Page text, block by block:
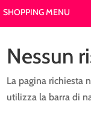
SHOPPING MENU
Nessun
La pagina richiesta
utilizza la barra di